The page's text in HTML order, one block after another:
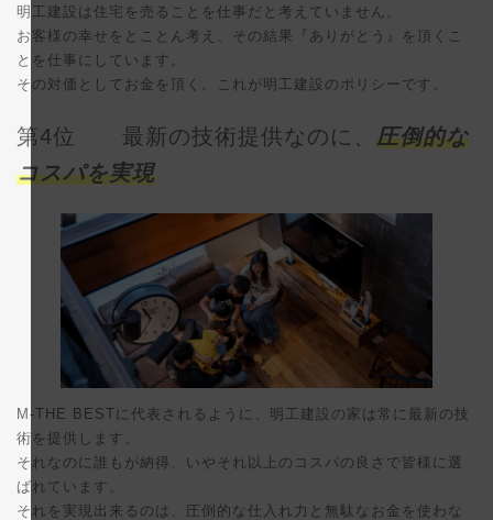
明工建設は住宅を売ることを仕事だと考えていません。
お客様の幸せをとことん考え、その結果『ありがとう』を頂くこ
とを仕事にしています。
その対価としてお金を頂く。これが明工建設のポリシーです。
第4位 最新の技術提供なのに、 圧倒的な
コスパを実現
M-THE BESTに代表されるように、明工建設の家は常に最新の技
術を提供します。
それなのに誰もが納得、いやそれ以上のコスパの良さで皆様に選
ばれています。
それを実現出来るのは、圧倒的な仕入れ力と無駄なお金を使わな